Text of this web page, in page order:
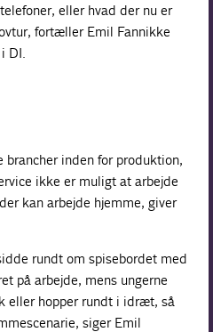
eller hvad der nu er
fortæller Emil Fannikke
DI.
brancher inden for produktion,
ikke er muligt at arbejde
kan arbejde hjemme, giver
rundt om spisebordet med
på arbejde, mens ungerne
eller hopper rundt i idræt, så
siger Emil